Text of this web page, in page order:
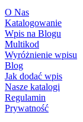
O Nas
Katalogowanie
Wpis na Blogu
Multikod
Wyróżnienie wpisu
Blog
Jak dodać wpis
Nasze katalogi
Regulamin
Prywatność